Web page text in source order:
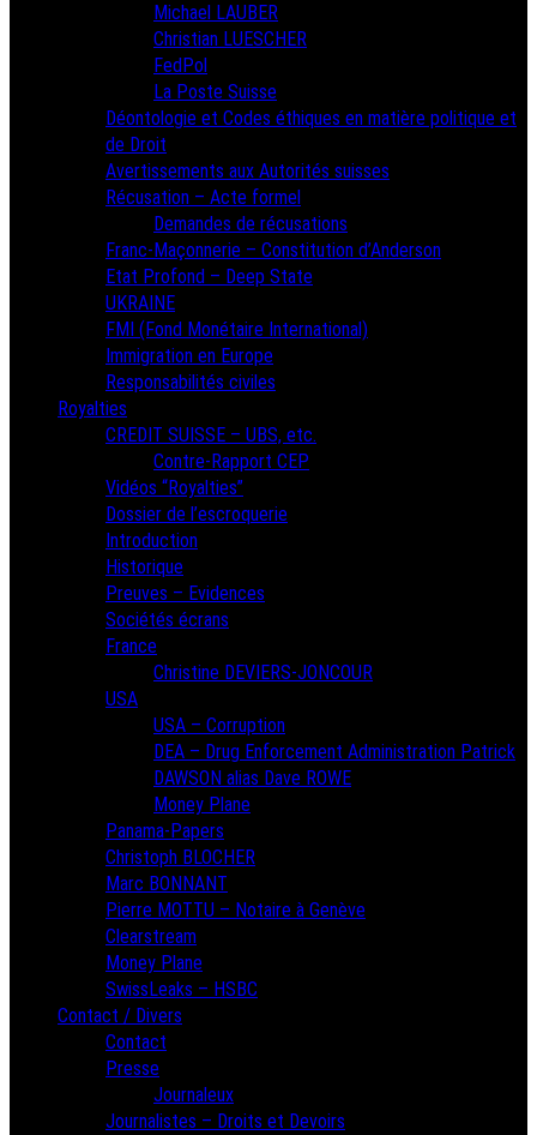
Michael LAUBER
Christian LUESCHER
FedPol
La Poste Suisse
Déontologie et Codes éthiques en matière politique et
de Droit
Avertissements aux Autorités suisses
Récusation – Acte formel
Demandes de récusations
Franc-Maçonnerie – Constitution d’Anderson
Etat Profond – Deep State
UKRAINE
FMI (Fond Monétaire International)
Immigration en Europe
Responsabilités civiles
Royalties
CREDIT SUISSE – UBS, etc.
Contre-Rapport CEP
Vidéos “Royalties”
Dossier de l’escroquerie
Introduction
Historique
Preuves – Evidences
Sociétés écrans
France
Christine DEVIERS-JONCOUR
USA
USA – Corruption
DEA – Drug Enforcement Administration Patrick
DAWSON alias Dave ROWE
Money Plane
Panama-Papers
Christoph BLOCHER
Marc BONNANT
Pierre MOTTU – Notaire à Genève
Clearstream
Money Plane
SwissLeaks – HSBC
Contact / Divers
Contact
Presse
Journaleux
Journalistes – Droits et Devoirs